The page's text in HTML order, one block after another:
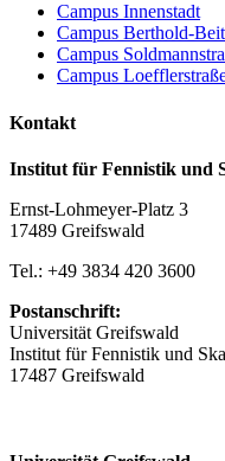
Campus Innenstadt
Campus Berthold-
Campus
Campus
Kontakt
Institut für Fennistik und
Ernst-Lohmeyer-Platz 3
17489 Greifswald
Tel.: +49 3834 420 3600
Postanschrift:
Universität Greifswald
Institut für Fennistik und
17487 Greifswald